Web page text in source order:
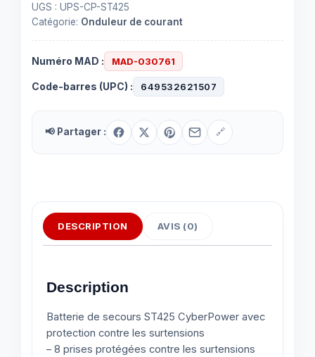
prises
UGS : UPS-CP-ST425
Catégorie: Onduleur de courant
Numéro MAD : MAD-030761
Code-barres (UPC) : 649532621507
📢 Partager : 🔗
DESCRIPTION AVIS (0)
Description
Batterie de secours ST425 CyberPower avec
protection contre les surtensions
– 8 prises protégées contre les surtensions